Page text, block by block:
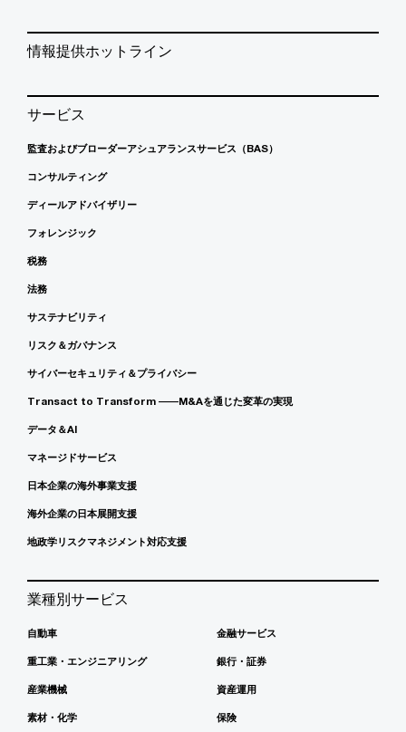
情報提供ホットライン
サービス
監査およびブローダーアシュアランスサービス（BAS）
コンサルティング
ディールアドバイザリー
フォレンジック
税務
法務
サステナビリティ
リスク＆ガバナンス
サイバーセキュリティ＆プライバシー
Transact to Transform ――M&Aを通じた変革の実現
データ＆AI
マネージドサービス
日本企業の海外事業支援
海外企業の日本展開支援
地政学リスクマネジメント対応支援
業種別サービス
自動車
重工業・エンジニアリング
産業機械
素材・化学
金融サービス
銀行・証券
資産運用
保険